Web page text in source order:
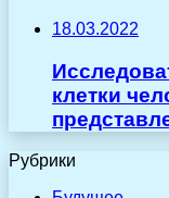
18.03.2022
клетки
Рубрики